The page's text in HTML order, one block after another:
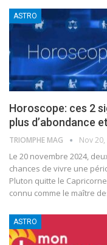
ASTRO
Horoscope: ces 2
plus d’abondance
TRIOMPHE MAG Nov
Le 20 novembre 2024,
chances de vivre une
Pluton quitte le
connu comme le maître
ASTRO